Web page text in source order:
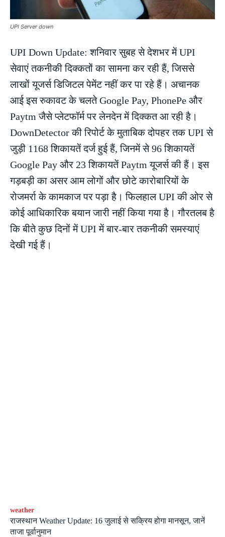
UPI Server down
UPI Down Update: शनिवार सुबह से देशभर में UPI
सेवाएं तकनीकी दिक्कतों का सामना कर रही हैं, जिससे
लाखों यूजर्स डिजिटल पेमेंट नहीं कर पा रहे हैं। अचानक
आई इस रुकावट के चलते Google Pay, PhonePe और
Paytm जैसे प्लेटफॉर्म पर लेनदेन में दिक्कत आ रही है।
DownDetector की रिपोर्ट के मुताबिक दोपहर तक UPI से
जुड़ी 1168 शिकायतें दर्ज हुई हैं, जिनमें से 96 शिकायतें
Google Pay और 23 शिकायतें Paytm यूजर्स की हैं। इस
गड़बड़ी का असर आम लोगों और छोटे कारोबारियों के
रोजमर्रा के कामकाज पर पड़ा है। फिलहाल UPI की ओर से
कोई आधिकारिक बयान जारी नहीं किया गया है। गौरतलब है
कि बीते कुछ दिनों में UPI में बार-बार तकनीकी समस्याएं
देखी गई हैं।
weather
राजस्थान Weather Update: 16 जुलाई से सक्रिय होगा मानसून, जानें
ताजा पूर्वानुमान